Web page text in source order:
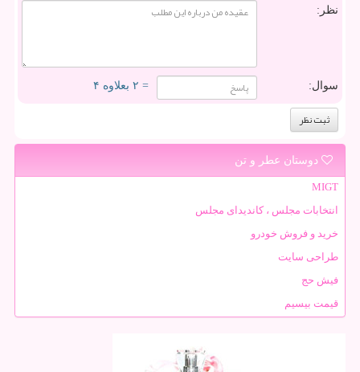
نظر:
سوال: = ۲ بعلاوه ۴
دوستان عطر و تن
MIGT
انتخابات مجلس ، کاندیدای مجلس
خرید و فروش خودرو
طراحی سایت
فیش حج
قیمت بیسیم